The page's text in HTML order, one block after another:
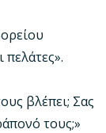
πελάτες».
βλέπει; Σας
τους;»